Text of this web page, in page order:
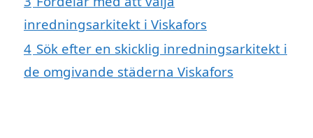
inredningsarkitekt i Viskafors
4 Sök efter en skicklig inredningsarkitekt i
de omgivande städerna Viskafors